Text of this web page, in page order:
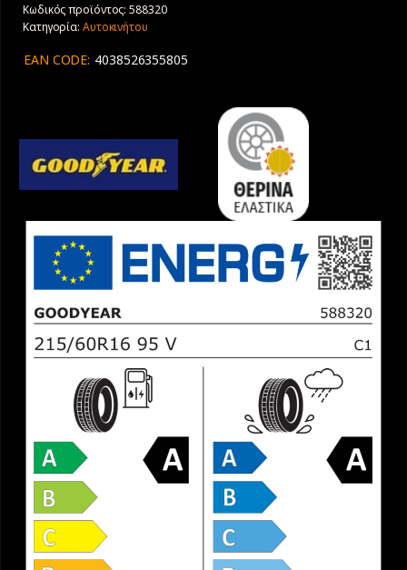
EfficientGrip
Performance
(+)
Κωδικός προϊόντος:588320
Κατηγορία: Αυτοκινήτου
EAN CODE: 4038526355805